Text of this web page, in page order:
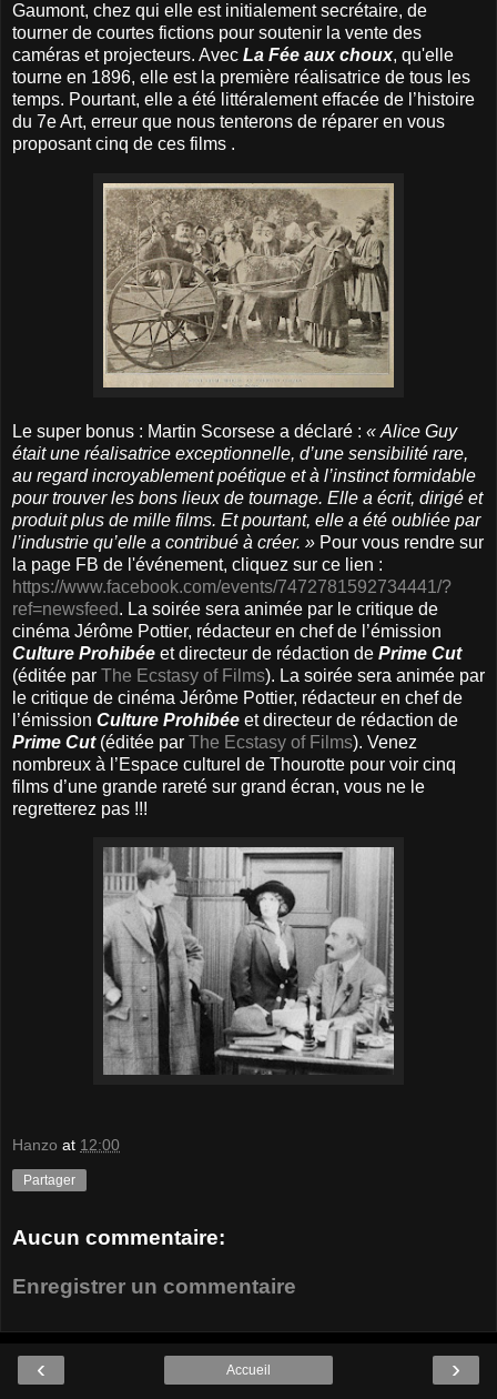
Gaumont, chez qui elle est initialement secrétaire, de
tourner de courtes fictions pour soutenir la vente des
caméras et projecteurs. Avec La Fée aux choux, qu'elle
tourne en 1896, elle est la première réalisatrice de tous les
temps. Pourtant, elle a été littéralement effacée de l’histoire
du 7e Art, erreur que nous tenterons de réparer en vous
proposant cinq de ces films .
Le super bonus : Martin Scorsese a déclaré : « Alice Guy
était une réalisatrice exceptionnelle, d’une sensibilité rare,
au regard incroyablement poétique et à l’instinct formidable
pour trouver les bons lieux de tournage. Elle a écrit, dirigé et
produit plus de mille films. Et pourtant, elle a été oubliée par
l’industrie qu’elle a contribué à créer. » Pour vous rendre sur
la page FB de l'événement, cliquez sur ce lien :
https://www.facebook.com/events/7472781592734441/?
ref=newsfeed. La soirée sera animée par le critique de
cinéma Jérôme Pottier, rédacteur en chef de l’émission
Culture Prohibée et directeur de rédaction de Prime Cut
(éditée par The Ecstasy of Films). La soirée sera animée par
le critique de cinéma Jérôme Pottier, rédacteur en chef de
l’émission Culture Prohibée et directeur de rédaction de
Prime Cut(éditée par The Ecstasy of Films). Venez
nombreux à l’Espace culturel de Thourotte pour voir cinq
films d’une grande rareté sur grand écran, vous ne le
regretterez pas !!!
Hanzo at 12:00
Partager
Aucun commentaire:
Enregistrer un commentaire
‹ ›
Accueil